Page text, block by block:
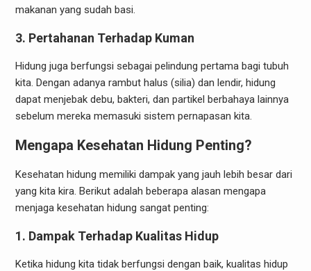
makanan yang sudah basi.
3. Pertahanan Terhadap Kuman
Hidung juga berfungsi sebagai pelindung pertama bagi tubuh
kita. Dengan adanya rambut halus (silia) dan lendir, hidung
dapat menjebak debu, bakteri, dan partikel berbahaya lainnya
sebelum mereka memasuki sistem pernapasan kita.
Mengapa Kesehatan Hidung Penting?
Kesehatan hidung memiliki dampak yang jauh lebih besar dari
yang kita kira. Berikut adalah beberapa alasan mengapa
menjaga kesehatan hidung sangat penting:
1. Dampak Terhadap Kualitas Hidup
Ketika hidung kita tidak berfungsi dengan baik, kualitas hidup